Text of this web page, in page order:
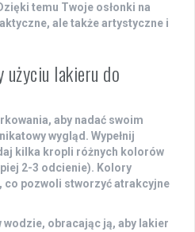
temu Twoje osłonki na
ale także artystyczne i
użyciu lakieru do
, aby nadać swoim
wygląd. Wypełnij
kilka kropli różnych kolorów
2-3 odcienie). Kolory
co pozwoli stworzyć atrakcyjne
obracając ją, aby lakier